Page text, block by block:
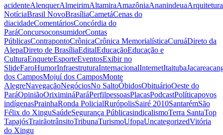
acidenteAlenquerAlmeirimAltamiraAmazôniaAnanindeuaArquitetura
NotíciaBrasil NovoBrasíliaCametáCenas do
diacidadeComentáriosConcórdia do
ParáConcursoconsumidorContas
PúblicasContrapontoCrônicaCrônica MemorialísticaCuruáDireto da
AlepaDireto de BrasíliaEditalEducaçãoEducação e
CulturaEnqueteEsporteEventosExibir no
SlideFaroHumorInfraestruturaInternacionalInternetItaituba
dos CamposMojuí dos CamposMonte
AlegreNavegaçãoNegóciosNo SaltoÓbidosObituárioOeste do
ParáOpiniãoOriximináParáPerfilpessoasPlacasPodcastPolíticapovos
indígenasPrainhaRonda PolicialRurópolisSairé 2010SantarémSão
Félix do XinguSaúdeSegurança PúblicasindicalismoTerra SantaTop
TapajósTrairãotrânsitoTribunaTurismoUfopaUncategorizedVitória
do Xingu